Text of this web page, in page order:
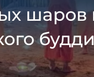
шаров
Согласен с